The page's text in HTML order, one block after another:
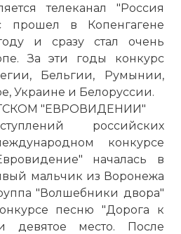
телеканал "Россия
прошел в Копенгагене
и сразу стал очень
За эти годы конкурс
Бельгии, Румынии,
Украине и Белоруссии.
"ЕВРОВИДЕНИИ"
российских
конкурсе
началась в
мальчик из Воронежа
"Волшебники двора"
песню "Дорога к
девятое место. После